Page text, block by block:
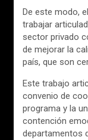
De este modo,
trabajar
sector privado
de mejorar la
país, que son
Este trabajo
convenio de
programa y la
contención
departamentos